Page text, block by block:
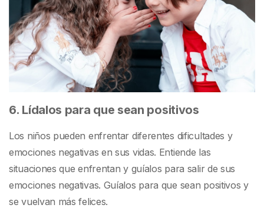
6. Lídalos para que sean positivos
Los niños pueden enfrentar diferentes dificultades y
emociones negativas en sus vidas. Entiende las
situaciones que enfrentan y guíalos para salir de sus
emociones negativas. Guíalos para que sean positivos y
se vuelvan más felices.